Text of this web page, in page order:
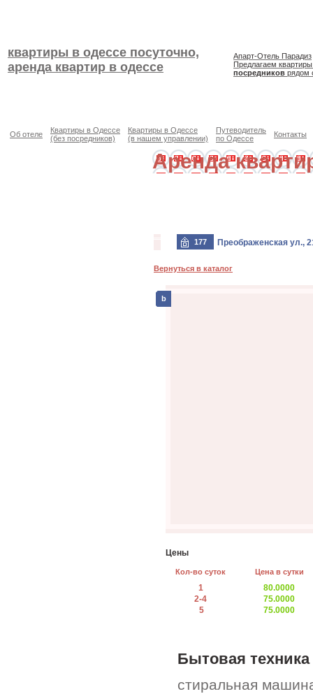
квартиры в одессе посуточно,
аренда квартир в одессе
Апарт-Отель Парадиз
Предлагаем
посредников рядом
Об отеле
Квартиры в Одессе
(без посредников)
Квартиры в Одессе
(в нашем управлении)
Путеводитель
по Одессе
Контакты
Аренда
177 Преображенская ул.,
Вернуться в каталог
b
Цены
Кол-во суток Цена в сутки
1
2-4
5
80.0000
75.0000
75.0000
Бытовая техника
стиральная